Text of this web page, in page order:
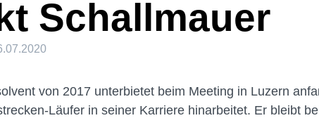
Schallmauer
von 2017 unterbietet beim Meeting in Luzern
Läufer in seiner Karriere hinarbeitet. Er bleibt